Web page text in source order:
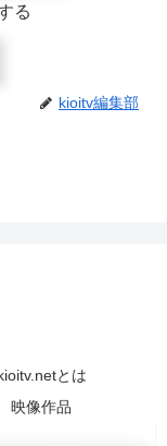
る
kioitv編集部
とは
映像作品